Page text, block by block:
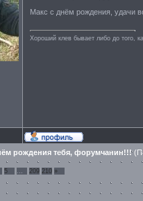
Макс с днём рождения, удачи
Хороший клев бывает либо до того,
рождения тебя, форумчанин!!!
5 … 209 210 »